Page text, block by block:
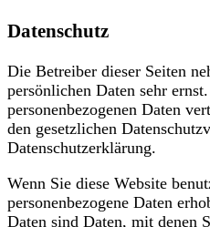
Datenschutz
Die Betreiber dieser Seiten
persönlichen Daten sehr
personenbezogenen Daten
den gesetzlichen
Datenschutzerklärung.
Wenn Sie diese Website
personenbezogene Daten
Daten sind Daten, mit denen